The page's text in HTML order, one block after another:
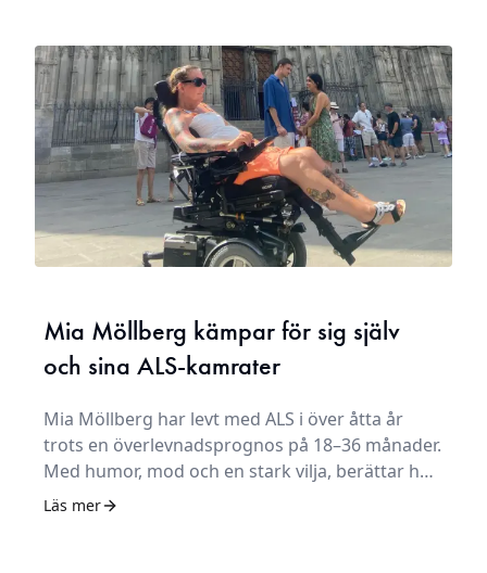
Mia Möllberg kämpar för sig själv
och sina ALS-kamrater
Mia Möllberg har levt med ALS i över åtta år
trots en överlevnadsprognos på 18–36 månader.
Med humor, mod och en stark vilja, berättar hon
om livsglädje och om hur hon använder sina
Läs mer